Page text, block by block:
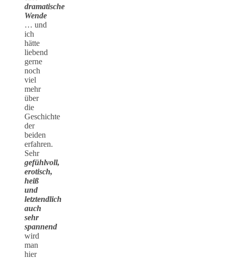
dramatische
Wende
… und
ich
hätte
liebend
gerne
noch
viel
mehr
über
die
Geschichte
der
beiden
erfahren.
Sehr
gefühlvoll,
erotisch,
heiß
und
letztendlich
auch
sehr
spannend
wird
man
hier